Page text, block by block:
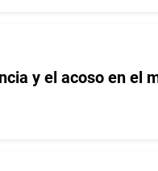
y el acoso en el